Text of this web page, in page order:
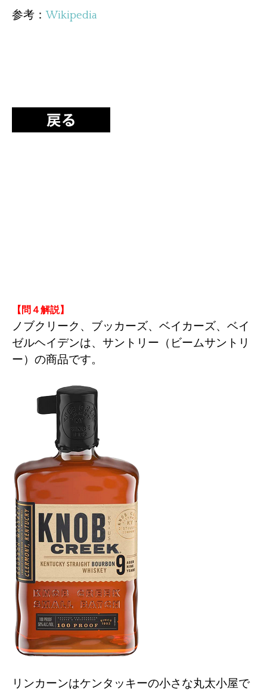
参考：Wikipedia
【問４解説】
ノブクリーク、ブッカーズ、ベイカーズ、ベイ
ゼルヘイデンは、サントリー（ビームサントリ
ー）の商品です。
リンカーンはケンタッキーの小さな丸太小屋で